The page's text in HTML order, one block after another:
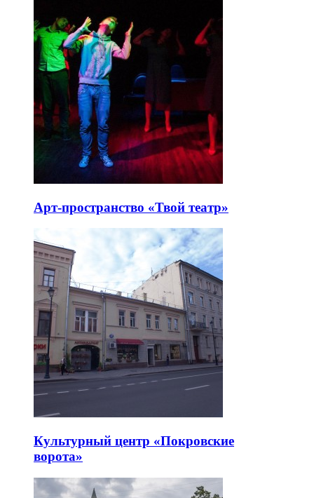
Арт-пространство «Твой театр»
Культурный центр «Покровские
ворота»